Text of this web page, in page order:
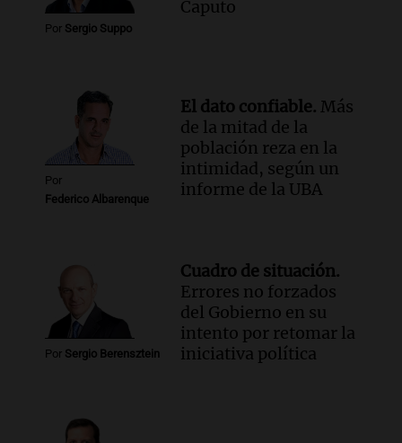
Episodios
Audio.Chile planteó mejorar la
Panorama Federal
Episodios
Por Sergio Suppo
Caputo
Por
Federico Albarenque
El dato confiable. Más
de la mitad de la
población reza en la
intimidad, según un
informe de la UBA
Por Sergio Berensztein
Cuadro de situación.
Errores no forzados
del Gobierno en su
intento por retomar la
iniciativa política